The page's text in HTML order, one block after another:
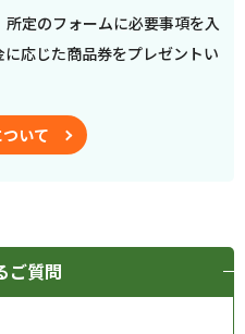
定のフォームに必要事項を入
応じた商品券をプレゼントい
いて
ご質問